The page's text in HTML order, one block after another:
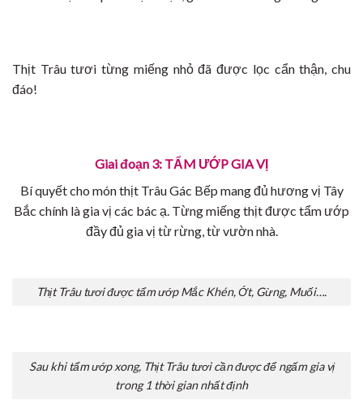
Thịt Trâu tươi từng miếng nhỏ đã được lọc cẩn thận, chu
đáo!
Giai đoạn 3: TẨM ƯỚP GIA VỊ
Bí quyết cho món thịt Trâu Gác Bếp mang đủ hương vị Tây
Bắc chính là gia vị các bác ạ. Từng miếng thịt được tẩm ướp
đầy đủ gia vị từ rừng, từ vườn nhà.
Thịt Trâu tươi được tẩm ướp Mắc Khén, Ớt, Gừng, Muối….
Sau khi tẩm ướp xong, Thịt Trâu tươi cần được để ngấm gia vị
trong 1 thời gian nhất định